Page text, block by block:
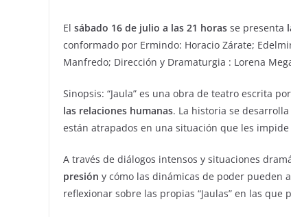
El sábado 16 de julio a las 21 horas se presenta
conformado por Ermindo: Horacio Zárate;
Manfredo; Dirección y Dramaturgia : Lorena
Sinopsis: “Jaula” es una obra de teatro escrita
las relaciones humanas. La historia se
están atrapados en una situación que les impide
A través de diálogos intensos y situaciones
presión y cómo las dinámicas de poder pueden
reflexionar sobre las propias “Jaulas” en las